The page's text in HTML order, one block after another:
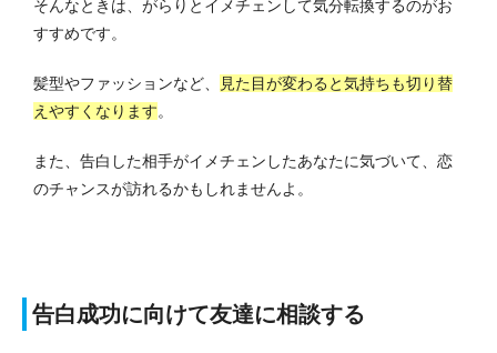
そんなときは、がらりとイメチェンして気分転換するのがお
すすめです。
髪型やファッションなど、
見た目が変わると気持ちも切り替
えやすくなります。
また、告白した相手がイメチェンしたあなたに気づいて、恋
のチャンスが訪れるかもしれませんよ。
告白成功に向けて友達に相談する